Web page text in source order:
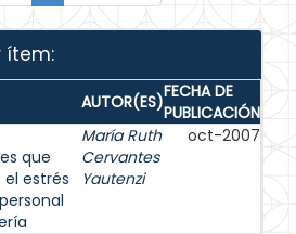
ítem:
AUTOR(ES)FECHA DE
PUBLICACIÓN
que
estrés
María Ruth
Cervantes
Yautenzi
oct-2007